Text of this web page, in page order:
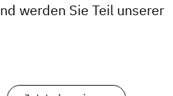
werden Sie Teil unserer